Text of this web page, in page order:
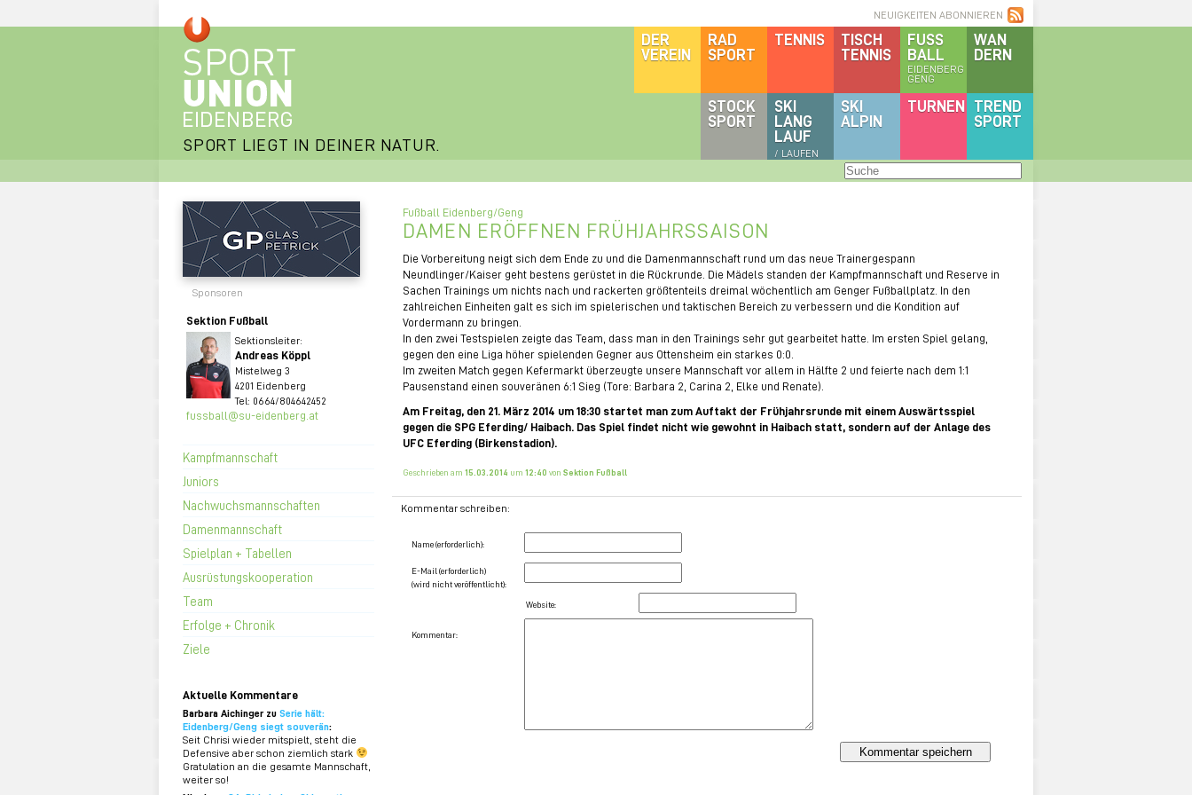
SPORT LIEGT IN DEINER NATUR.
NEUIGKEITEN ABONNIEREN
WAN
DERN
FUSS
BALL
EIDENBERG
GENG
TISCH
TENNIS
TENNIS
RAD
SPORT
DER
VEREIN
TREND
SPORT
TURNEN
SKI
ALPIN
SKI
LANG
LAUF
/ LAUFEN
STOCK
SPORT
Sponsoren
Sektion Fußball
Sektionsleiter:
Andreas Köppl
Mistelweg 3
4201 Eidenberg
Tel: 0664/804642452
fussball@su-eidenberg.at
Kampfmannschaft
Juniors
Nachwuchsmannschaften
Damenmannschaft
Spielplan + Tabellen
Ausrüstungskooperation
Team
Erfolge + Chronik
Ziele
Aktuelle Kommentare
Barbara Aichinger zu Serie hält:
Eidenberg/Geng siegt souverän:
Seit Chrisi wieder mitspielt, steht die
Defensive aber schon ziemlich stark
Gratulation an die gesamte Mannschaft,
weiter so!
Fußball Eidenberg/Geng
DAMEN ERÖFFNEN FRÜHJAHRSSAISON
Die Vorbereitung neigt sich dem Ende zu und die Damenmannschaft rund um das neue Trainergespann
Neundlinger/Kaiser geht bestens gerüstet in die Rückrunde. Die Mädels standen der Kampfmannschaft und Reserve in
Sachen Trainings um nichts nach und rackerten größtenteils dreimal wöchentlich am Genger Fußballplatz. In den
zahlreichen Einheiten galt es sich im spielerischen und taktischen Bereich zu verbessern und die Kondition auf
Vordermann zu bringen.
In den zwei Testspielen zeigte das Team, dass man in den Trainings sehr gut gearbeitet hatte. Im ersten Spiel gelang,
gegen den eine Liga höher spielenden Gegner aus Ottensheim ein starkes 0:0.
Im zweiten Match gegen Kefermarkt überzeugte unsere Mannschaft vor allem in Hälfte 2 und feierte nach dem 1:1
Pausenstand einen souveränen 6:1 Sieg (Tore: Barbara 2, Carina 2, Elke und Renate).
Am Freitag, den 21. März 2014 um 18:30 startet man zum Auftakt der Frühjahrsrunde mit einem Auswärtsspiel
gegen die SPG Eferding/ Haibach. Das Spiel findet nicht wie gewohnt in Haibach statt, sondern auf der Anlage des
UFC Eferding (Birkenstadion).
Geschrieben am 15.03.2014 um 12:40 von Sektion Fußball
Kommentar schreiben:
Name (erforderlich):
E-Mail (erforderlich)
(wird nicht veröffentlicht):
Website:
Kommentar: